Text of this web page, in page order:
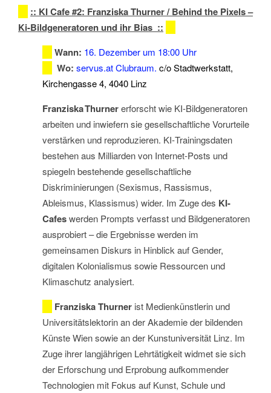
:: KI Cafe #2: Franziska Thurner / Behind the Pixels –
Ki-Bildgeneratoren und ihr Bias ::
Wann: 16. Dezember um 18:00 Uhr
Wo: servus.at Clubraum. c/o Stadtwerkstatt,
Kirchengasse 4, 4040 Linz
Franziska Thurnererforscht wie KI‑Bildgeneratoren
arbeiten und inwiefern sie gesellschaftliche Vorurteile
verstärken und reproduzieren. KI‑Trainingsdaten
bestehen aus Milliarden von Internet‑Posts und
spiegeln bestehende gesellschaftliche
Diskriminierungen (Sexismus, Rassismus,
Ableismus, Klassismus) wider. Im Zuge des KI-
Cafeswerden Prompts verfasst und Bildgeneratoren
ausprobiert – die Ergebnisse werden im
gemeinsamen Diskurs in Hinblick auf Gender,
digitalen Kolonialismus sowie Ressourcen und
Klimaschutz analysiert.
Franziska Thurner ist Medienkünstlerin und
Universitätslektorin an der Akademie der bildenden
Künste Wien sowie an der Kunstuniversität Linz. Im
Zuge ihrer langjährigen Lehrtätigkeit widmet sie sich
der Erforschung und Erprobung aufkommender
Technologien mit Fokus auf Kunst, Schule und